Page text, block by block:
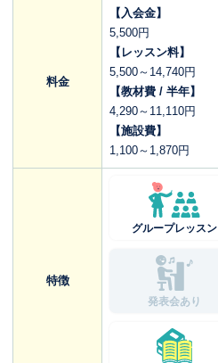
料金
【入会金】
5,500円
【レッスン料】
5,500～14,740円
【教材費 / 半年】
4,290～11,110円
【施設費】
1,100～1,870円
特徴
グループレッスン
発表会あり